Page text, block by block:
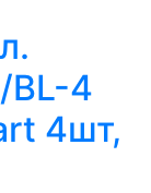
BL-4
4шт,